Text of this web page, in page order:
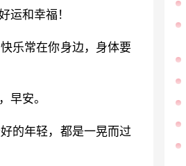
运和幸福！
乐常在你身边，身体要
早安。
的年轻，都是一晃而过